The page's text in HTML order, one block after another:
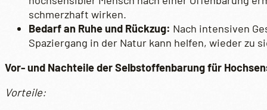
schmerzhaft wirken.
Bedarf an Ruhe und Rückzug: Nach intensiven
Spaziergang in der Natur kann helfen, wieder zu
Vor- und Nachteile der Selbstoffenbarung für
Vorteile: